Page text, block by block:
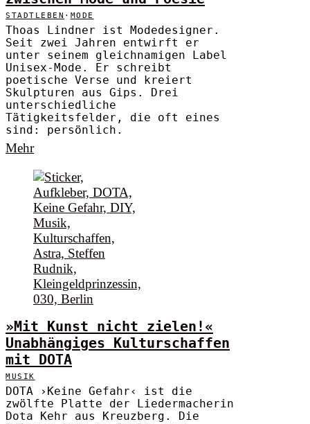
STADTLEBEN · MODE
Thoas Lindner ist Modedesigner.
Seit zwei Jahren entwirft er
unter seinem gleichnamigen Label
Unisex-Mode. Er schreibt
poetische Verse und kreiert
Skulpturen aus Gips. Drei
unterschiedliche
Tätigkeitsfelder, die oft eines
sind: persönlich.
Mehr
»Mit Kunst nicht zielen!«
Unabhängiges Kulturschaffen
mit DOTA
MUSIK
DOTA ›Keine Gefahr‹ ist die
zwölfte Platte der Liedermacherin
Dota Kehr aus Kreuzberg. Die